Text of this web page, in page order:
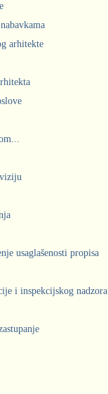
arhitekte
usaglašenosti propisa
i inspekcijskog nadzora